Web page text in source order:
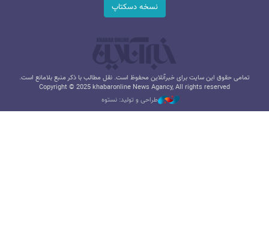
نسخه دسکتاپ
تمامی حقوق این سایت برای خبرآنلاین محفوظ است. نقل مطالب با ذکر منبع بلامانع است.
Copyright © 2025 khabaronline News Agancy, All rights reserved
طراحی و تولید: نستوه